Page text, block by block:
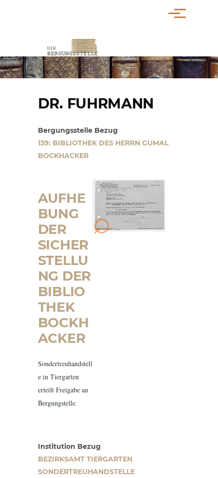
Menü
PFADNAVIGATION
DR. FUHRMANN
Bergungsstelle Bezug
139: BIBLIOTHEK DES HERRN GUMAL
BOCKHACKER
AUFHE
BUNG
DER
SICHER
STELLU
NG DER
BIBLIO
THEK
BOCKH
ACKER
Sondertreuhandstell
e in Tiergarten
erteilt Freigabe an
Bergungstelle
Institution Bezug
BEZIRKSAMT TIERGARTEN
SONDERTREUHANDSTELLE